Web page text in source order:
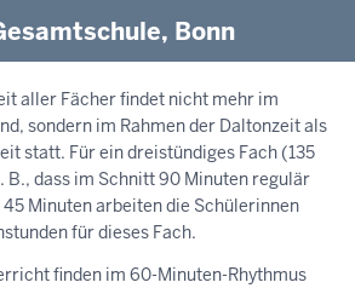
Bonn
aller Fächer findet nicht mehr im
sondern im Rahmen der Daltonzeit als
statt. Für ein dreistündiges Fach (135
B., dass im Schnitt 90 Minuten regulär
Minuten arbeiten die Schülerinnen
für dieses Fach.
finden im 60-Minuten-Rhythmus